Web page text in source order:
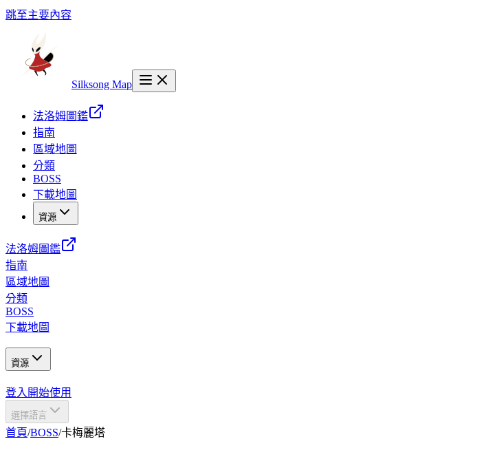
跳至主要內容
Silksong Map
法洛姆圖鑑
指南
區域地圖
分類
BOSS
下載地圖
資源
法洛姆圖鑑
指南
區域地圖
分類
BOSS
下載地圖
資源
登入開始使用
選擇語言
首頁/BOSS/卡梅麗塔